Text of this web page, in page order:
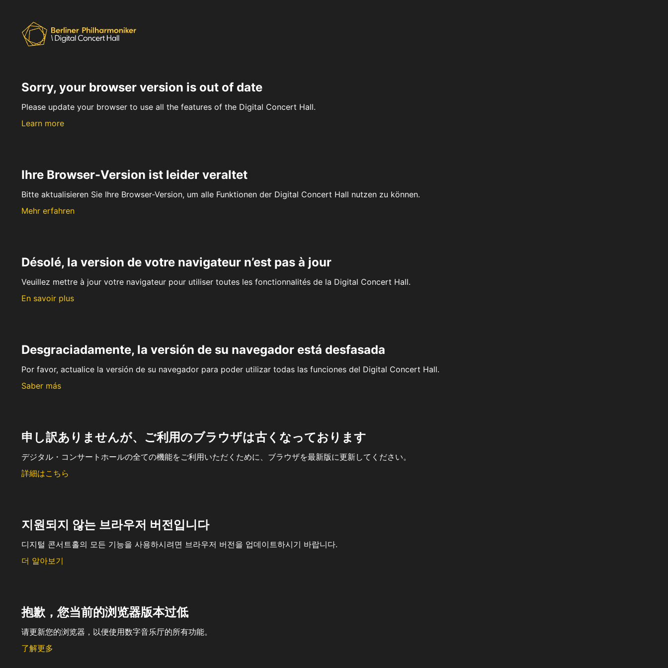
Sorry, your browser version is out of date
Please update your browser to use all the features of the Digital Concert Hall.
Learn more
Ihre Browser-Version ist leider veraltet
Bitte aktualisieren Sie Ihre Browser-Version, um alle Funktionen der Digital Concert Hall nutzen zu können.
Mehr erfahren
Désolé, la version de votre navigateur n’est pas à jour
Veuillez mettre à jour votre navigateur pour utiliser toutes les fonctionnalités de la Digital Concert Hall.
En savoir plus
Desgraciadamente, la versión de su navegador está desfasada
Por favor, actualice la versión de su navegador para poder utilizar todas las funciones del Digital Concert Hall.
Saber más
申し訳ありませんが、ご利用のブラウザは古くなっております
デジタル・コンサートホールの全ての機能をご利用いただくために、ブラウザを最新版に更新してください。
詳細はこちら
지원되지 않는 브라우저 버전입니다
디지털 콘서트홀의 모든 기능을 사용하시려면 브라우저 버전을 업데이트하시기 바랍니다.
더 알아보기
抱歉，您当前的浏览器版本过低
请更新您的浏览器，以便使用数字音乐厅的所有功能。
了解更多